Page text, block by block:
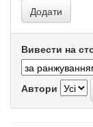
Вивести на
Автори